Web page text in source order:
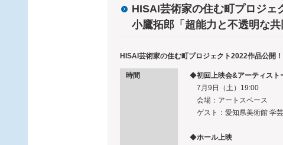
HISAI芸術家の住む町プロジェ
小鷹拓郎「超能力と不透明な共
HISAI芸術家の住む町プロジェクト2022作品公開！
時間 ◆初回上映会&アーティスト
7月9日（土）19:00
会場：アートスペース
ゲスト：愛知県美術館 学
◆ホール上映